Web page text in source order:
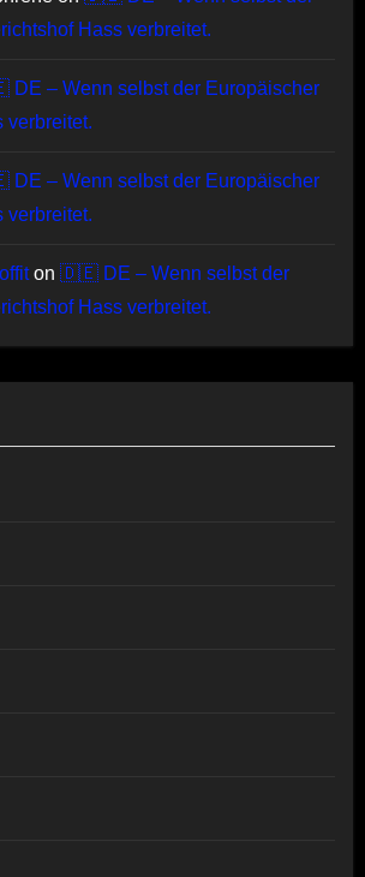
Hass verbreitet.
– Wenn selbst der Europäischer
verbreitet.
– Wenn selbst der Europäischer
verbreitet.
on 🇩🇪 DE – Wenn selbst der
Hass verbreitet.